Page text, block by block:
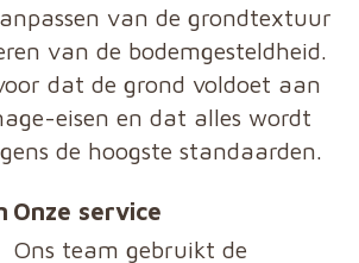
van de grondtextuur
van de bodemgesteldheid.
dat de grond voldoet aan
eisen en dat alles wordt
de hoogste standaarden.
Onze service
Ons team gebruikt de